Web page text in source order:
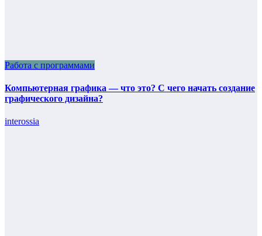
Работа с программами
Компьютерная графика — что это? С чего начать создание
графического дизайна?
interossia